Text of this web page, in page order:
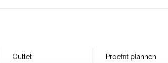
Outlet Proefrit plannen